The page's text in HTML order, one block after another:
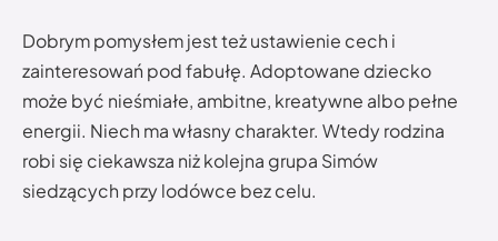
Dobrym pomysłem jest też ustawienie cech i
zainteresowań pod fabułę. Adoptowane dziecko
może być nieśmiałe, ambitne, kreatywne albo pełne
energii. Niech ma własny charakter. Wtedy rodzina
robi się ciekawsza niż kolejna grupa Simów
siedzących przy lodówce bez celu.